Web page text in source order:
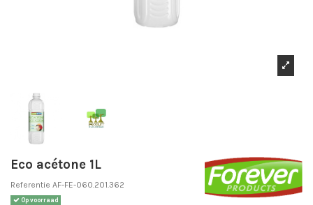
Eco acétone 1L
Referentie AF-FE-060.201.362
Op voorraad